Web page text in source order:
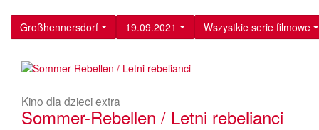
Großhennersdorf 19.09.2021 Wszystkie serie filmowe
Kino dla dzieci extra
Sommer-Rebellen / Letni rebelianci